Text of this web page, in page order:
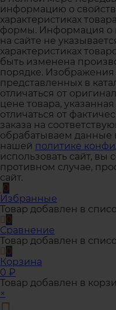
информацию о
характеристиках
формы. Информация о
на сайте не
характеристиках
быть изменена
порядке. Изображения
представленных в
отличаться от
цене товара,
отличаться от
заказа на
обрабатываем данные
нашей политике
использовать сайт, вы
противном случае,
сайт.
0
Избранные
Товар добавлен в
0
Сравнение
Товар добавлен в
0
Корзина
0 ₽
Товар добавлен в
×